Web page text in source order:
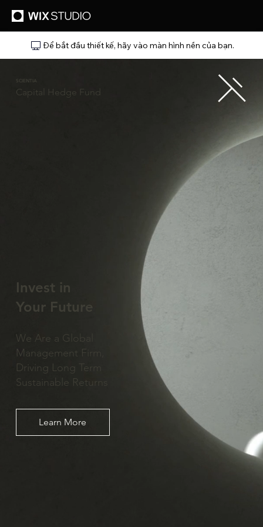
Để bắt đầu thiết kế, hãy vào màn hình nền của bạn.